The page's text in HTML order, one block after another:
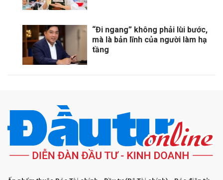
“Đi ngang” không phải lùi bước,
mà là bản lĩnh của người làm hạ
tầng